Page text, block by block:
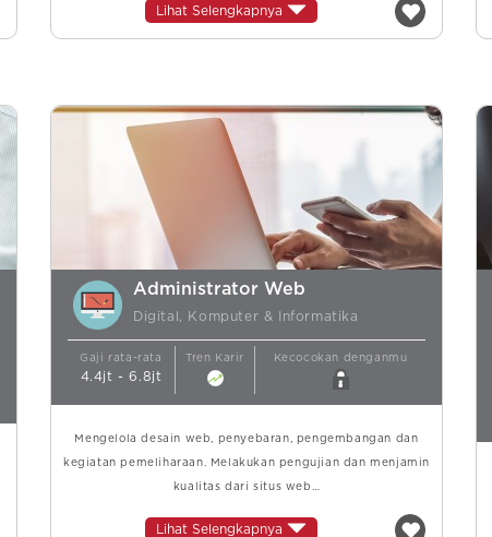
Lihat Selengkapnya
Administrator Web
Digital, Komputer & Informatika
Gaji rata-rata
4.4jt - 6.8jt
Tren Karir Kecocokan denganmu
Mengelola desain web, penyebaran, pengembangan dan
kegiatan pemeliharaan. Melakukan pengujian dan menjamin
kualitas dari situs web…
Lihat Selengkapnya